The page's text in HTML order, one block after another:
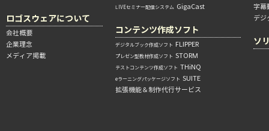
ロゴスウェアについて
会社概要
企業理念
メディア掲載
LIVEセミナー配信システム GigaCast
コンテンツ作成ソフト
デジタルブック作成ソフト FLIPPER
プレゼン型教材作成ソフト STORM
テストコンテンツ作成ソフト THiNQ
eラーニングパッケージソフト SUITE
拡張機能＆制作代行サービス
字幕
デジ
ソ